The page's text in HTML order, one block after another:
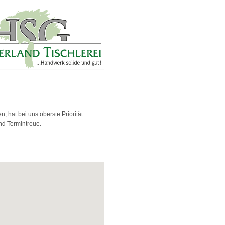
hat bei uns oberste Priorität.
Termintreue.